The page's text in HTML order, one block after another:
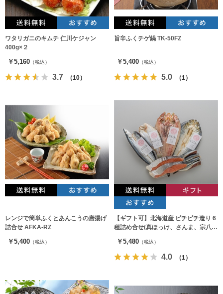
ワタリガニのキムチ 仁川ケジャン
400g×２
￥5,160 （税込）
3.7 （10）
旨辛ふくチゲ鍋 TK-50FZ
￥5,400 （税込）
5.0 （1）
レンジで簡単ふくとあんこうの唐揚げ
詰合せ AFKA-RZ
￥5,400 （税込）
【ギフト可】北海道産 ピチピチ造り 6
種詰め合せ(真ほっけ、さんま、宗八、
￥5,480 （税込）
4.0 （1）